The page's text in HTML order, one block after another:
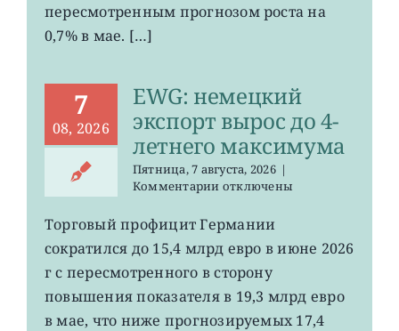
пересмотренным прогнозом роста на
0,7% в мае. […]
7
08, 2026
EWG: немецкий
экспорт вырос до 4-
летнего максимума
Пятница, 7 августа, 2026 |
Комментариик
EWG:
немецкий
экспорт
вырос
4-
летнего
отключены
Торговый профицит Германии
сократился до 15,4 млрд евро в июне 2026
г с пересмотренного в сторону
повышения показателя в 19,3 млрд евро
в мае, что ниже прогнозируемых 17,4